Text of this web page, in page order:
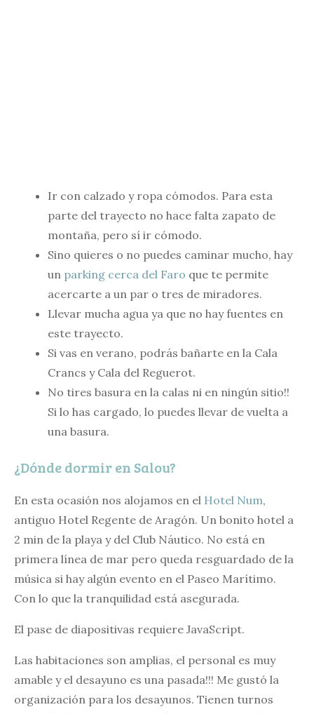
Ir con calzado y ropa cómodos. Para esta
parte del trayecto no hace falta zapato de
montaña, pero sí ir cómodo.
Sino quieres o no puedes caminar mucho, hay
un parking cerca del Faro que te permite
acercarte a un par o tres de miradores.
Llevar mucha agua ya que no hay fuentes en
este trayecto.
Si vas en verano, podrás bañarte en la Cala
Crancs y Cala del Reguerot.
No tires basura en la calas ni en ningún sitio!!
Si lo has cargado, lo puedes llevar de vuelta a
una basura.
¿Dónde dormir en Salou?
En esta ocasión nos alojamos en el Hotel Num,
antiguo Hotel Regente de Aragón. Un bonito hotel a
2 min de la playa y del Club Náutico. No está en
primera línea de mar pero queda resguardado de la
música si hay algún evento en el Paseo Marítimo.
Con lo que la tranquilidad está asegurada.
El pase de diapositivas requiere JavaScript.
Las habitaciones son amplias, el personal es muy
amable y el desayuno es una pasada!!! Me gustó la
organización para los desayunos. Tienen turnos